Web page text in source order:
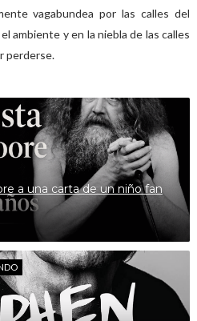
vagabundea por las calles del
ambiente y en la niebla de las calles
perderse.
a una carta de un niño fan